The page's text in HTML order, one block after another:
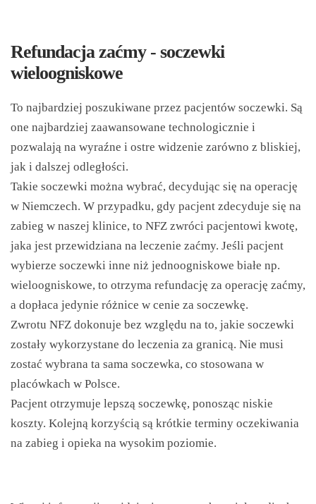
Refundacja zaćmy - soczewki
wieloogniskowe
To najbardziej poszukiwane przez pacjentów soczewki. Są
one najbardziej zaawansowane technologicznie i
pozwalają na wyraźne i ostre widzenie zarówno z bliskiej,
jak i dalszej odległości.
Takie soczewki można wybrać, decydując się na operację
w Niemczech. W przypadku, gdy pacjent zdecyduje się na
zabieg w naszej klinice, to NFZ zwróci pacjentowi kwotę,
jaka jest przewidziana na leczenie zaćmy. Jeśli pacjent
wybierze soczewki inne niż jednoogniskowe białe np.
wieloogniskowe, to otrzyma refundację za operację zaćmy,
a dopłaca jedynie różnice w cenie za soczewkę.
Zwrotu NFZ dokonuje bez względu na to, jakie soczewki
zostały wykorzystane do leczenia za granicą. Nie musi
zostać wybrana ta sama soczewka, co stosowana w
placówkach w Polsce.
Pacjent otrzymuje lepszą soczewkę, ponosząc niskie
koszty. Kolejną korzyścią są krótkie terminy oczekiwania
na zabieg i opieka na wysokim poziomie.